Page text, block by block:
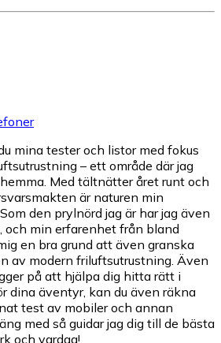
mina tester och listor med fokus
– ett område där jag
Med tältnätter året runt och
är naturen min
den prylnörd jag är har jag även
min erfarenhet från bland
en bra grund att även granska
av modern friluftsutrustning. Även
på att hjälpa dig hitta rätt i
dina äventyr, kan du även räkna
test av mobiler och annan
med så guidar jag dig till de bästa
och vardag!